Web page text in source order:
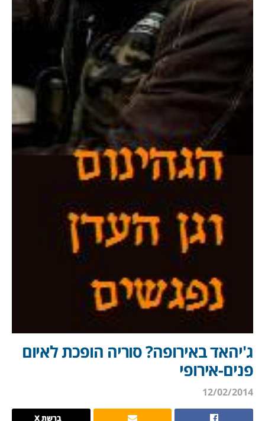
ג'יהאד באירופה? סוריה הופכת לאיום
פנים-אירופי
12/02/2014
ברשת X